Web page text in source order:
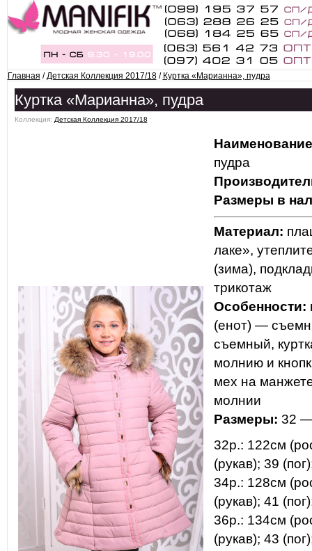
Главная /Детская Коллекция 2017/18/ Куртка «Марианна», пудра
Куртка «Марианна», пудра
Коллекция: Детская Коллекция 2017/18 ˑ
пудра
Размеры в
Материал:
лаке»,
(зима),
трикотаж
Особенности:
(енот) —
съемный,
молнию и
мех на
молнии
Размеры: 32
32р.: 122см
(рукав); 39
34р.: 128см
(рукав); 41
36р.: 134см
(рукав); 43